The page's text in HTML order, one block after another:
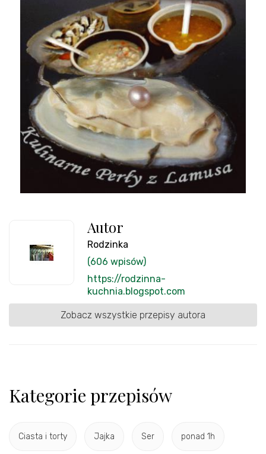
Autor
Rodzinka
(606 wpisów)
https://rodzinna-
kuchnia.blogspot.com
Zobacz wszystkie przepisy autora
Kategorie przepisów
Ciasta i torty Jajka Ser ponad 1h